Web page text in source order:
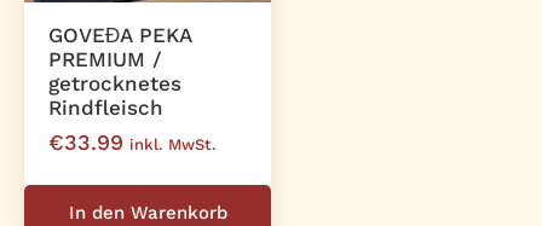
GOVEĐA PEKA
PREMIUM /
getrocknetes
Rindfleisch
€33.99 inkl. MwSt.
In den Warenkorb